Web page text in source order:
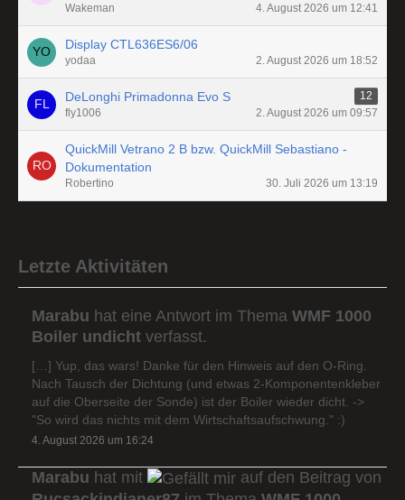
Wakeman 4. August 2026 um 12:41
Display CTL636ES6/06
yodaa 2. August 2026 um 18:52
DeLonghi Primadonna Evo S
12
fly1006
2. August 2026 um 09:57
QuickMill Vetrano 2 B bzw. QuickMill Sebastiano -
Dokumentation
Robertino 30. Juli 2026 um 13:19
Letzte Aktivitäten
Marabu hat eine Antwort im Thema WMF 1000
Boiler undicht verfasst.
[…] Yup, das wars! Danke für den Hinweis auf den O-Ring.
Nach Tausch der Dichtung (und etwas 2-Komponentenkleber
auf die Oberseite der Sonde) ist der Boiler wieder dicht. ->
"So wird das nichts mit dem Wirtschaftsaufschwung." :)
4. August 2026 um 16:24
Marabu hat mit
auf den Beitrag von